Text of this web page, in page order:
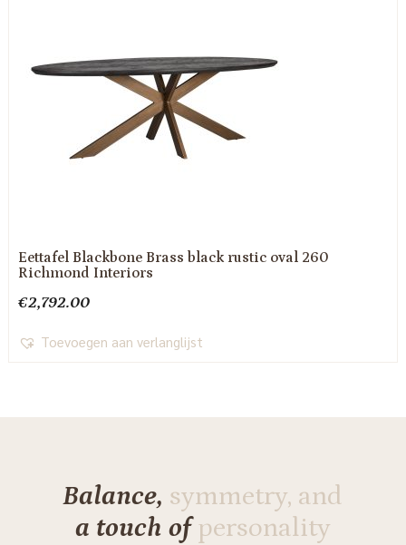
Eettafel Blackbone Brass black rustic oval 260
Richmond Interiors
€2,792.00
Toevoegen aan verlanglijst
Balance, symmetry, and
a touch ofpersonality